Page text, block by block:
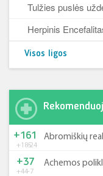
Tulžies puslės
Herpinis
Visos ligos
+185-24
+161 Abromiškių
+44-7
+37 Achemos